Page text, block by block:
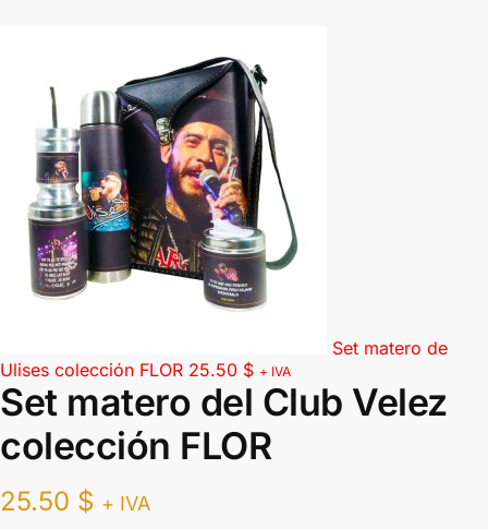
Set matero de
Ulises colección FLOR 25.50 $ + IVA
Set matero del Club Velez
colección FLOR
25.50 $ + IVA